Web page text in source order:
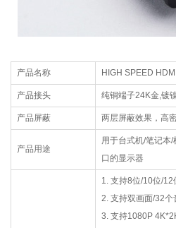
产品名称 HIGH SPEED
产品接头 纯铜端子24K金,镀
产品屏蔽 两层屏蔽效果，高
产品用途
用于台式机/笔记本
口的显示器
1. 支持8位/10位/12
2. 支持双画面/32
3. 支持1080P